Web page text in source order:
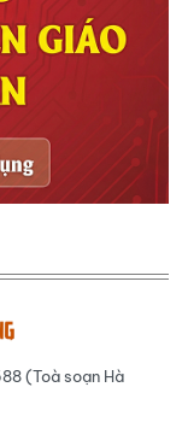
(Toà soạn Hà